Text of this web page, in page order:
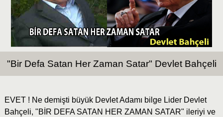
"Bir Defa Satan Her Zaman Satar" Devlet Bahçeli
EVET ! Ne demişti büyük Devlet Adamı bilge Lider Devlet
Bahçeli, "BİR DEFA SATAN HER ZAMAN SATAR" ileriyi ve